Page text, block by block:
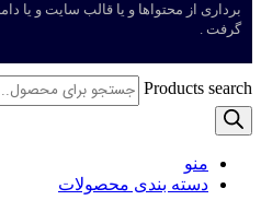
برداری از محتواها و یا قالب سایت و یا
گرفت .
Products search
منو
دسته بندی محصولات